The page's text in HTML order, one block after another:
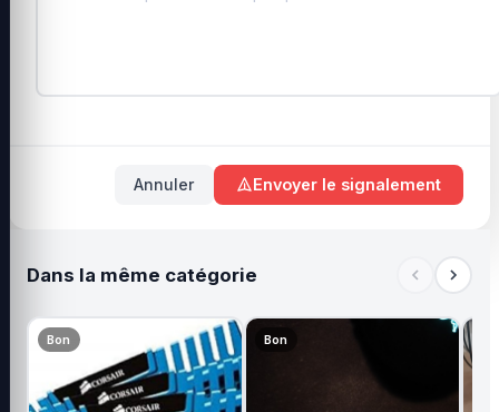
Annuler Envoyer le signalement
Dans la même catégorie
Bon Bon